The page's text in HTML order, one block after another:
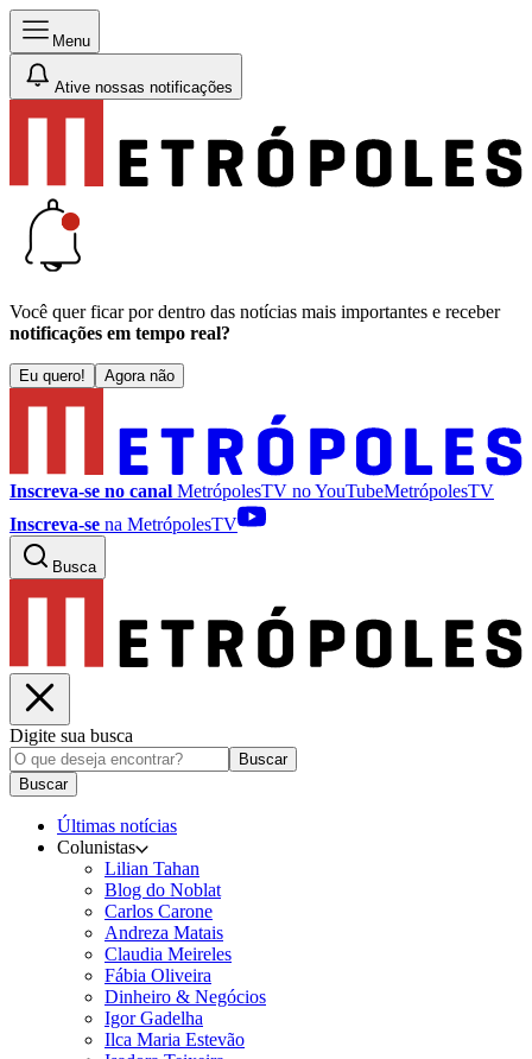
Menu
Ative nossas notificações
Você quer ficar por dentro das notícias mais importantes e receber
notificações em tempo real?
Eu quero! Agora não
Inscreva-se no canal MetrópolesTV noYouTubeMetrópolesTV
Inscreva-se na MetrópolesTV
Busca
Digite sua busca
Buscar
Buscar
Últimas notícias
Colunistas
Lilian Tahan
Blog do Noblat
Carlos Carone
Andreza Matais
Claudia Meireles
Fábia Oliveira
Dinheiro & Negócios
Igor Gadelha
Ilca Maria Estevão